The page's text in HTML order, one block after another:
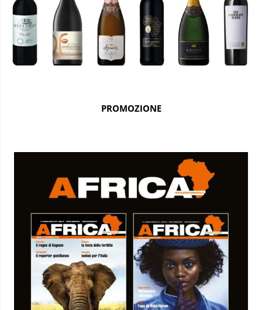
PROMOZIONE